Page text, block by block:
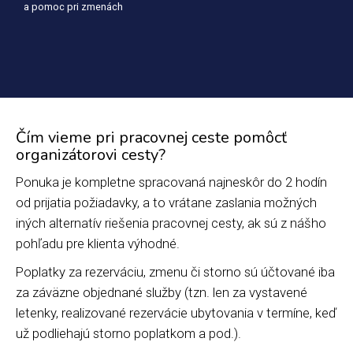
a pomoc pri zmenách
Čím vieme pri pracovnej ceste pomôcť
organizátorovi cesty?
Ponuka je kompletne spracovaná najneskôr do 2 hodín
od prijatia požiadavky, a to vrátane zaslania možných
iných alternatív riešenia pracovnej cesty, ak sú z nášho
pohľadu pre klienta výhodné.
Poplatky za rezerváciu, zmenu či storno sú účtované iba
za záväzne objednané služby (tzn. len za vystavené
letenky, realizované rezervácie ubytovania v termíne, keď
už podliehajú storno poplatkom a pod.).